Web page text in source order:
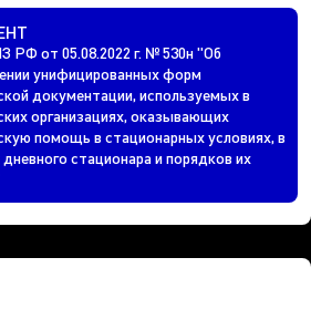
РФ от 05.08.2022 г. № 530н "Об
унифицированных форм
документации, используемых в
организациях, оказывающих
помощь в стационарных условиях, в
дневного стационара и порядков их